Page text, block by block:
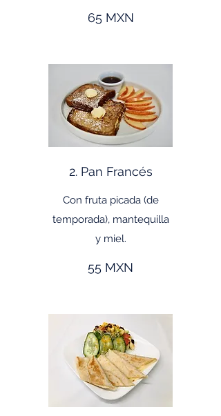
65 MXN
2. Pan Francés
Con fruta picada (de
temporada), mantequilla
y miel.
55 MXN